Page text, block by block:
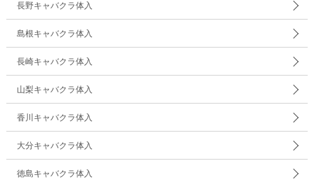
長野キャバクラ体入
島根キャバクラ体入
長崎キャバクラ体入
山梨キャバクラ体入
香川キャバクラ体入
大分キャバクラ体入
徳島キャバクラ体入